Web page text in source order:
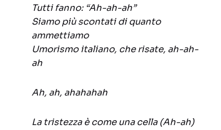
Tutti fanno: “Ah-ah-ah”
Siamo più scontati di quanto
ammettiamo
Umorismo italiano, che risate, ah-ah-
ah
Ah, ah, ahahahah
La tristezza è come una cella (Ah-ah)